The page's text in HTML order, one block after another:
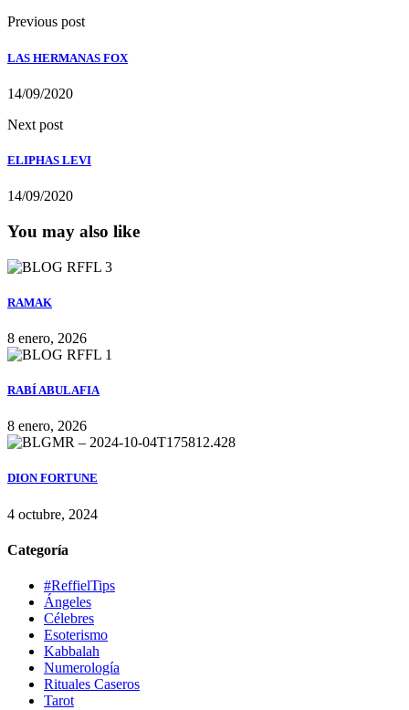
Previous post
LAS HERMANAS FOX
14/09/2020
Next post
ELIPHAS LEVI
14/09/2020
You may also like
RAMAK
8 enero, 2026
RABÍ ABULAFIA
8 enero, 2026
DION FORTUNE
4 octubre, 2024
Categoría
#ReffielTips
Ángeles
Célebres
Esoterismo
Kabbalah
Numerología
Rituales Caseros
Tarot